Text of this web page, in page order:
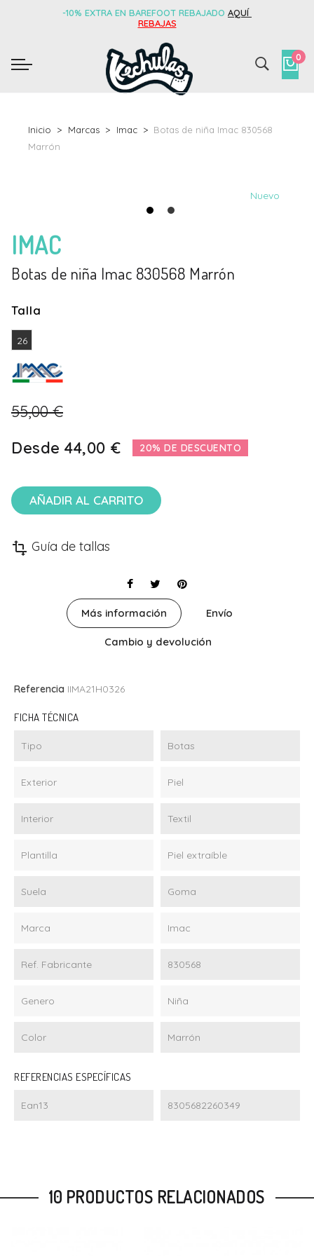
-10% EXTRA EN BAREFOOT REBAJADO AQUÍ
REBAJAS
0
Inicio Marcas Imac
Botas de niña Imac 830568
Marrón
Nuevo
IMAC
Botas de niña Imac 830568 Marrón
Talla
26
55,00 €
Desde 44,00 € 20% DE DESCUENTO
AÑADIR AL CARRITO
transform Guía de tallas
Más información Envío
Cambio y devolución
Referencia IIMA21H0326
FICHA TÉCNICA
Tipo Botas
Exterior Piel
Interior Textil
Plantilla Piel extraíble
Suela Goma
Marca Imac
Ref. Fabricante 830568
Genero Niña
Color Marrón
REFERENCIAS ESPECÍFICAS
Ean13 8305682260349
10 PRODUCTOS RELACIONADOS